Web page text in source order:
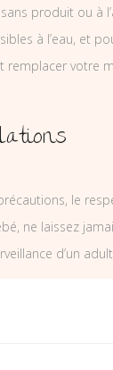
produit ou à
à l’eau, et
votre
le
ne laissez
d’un